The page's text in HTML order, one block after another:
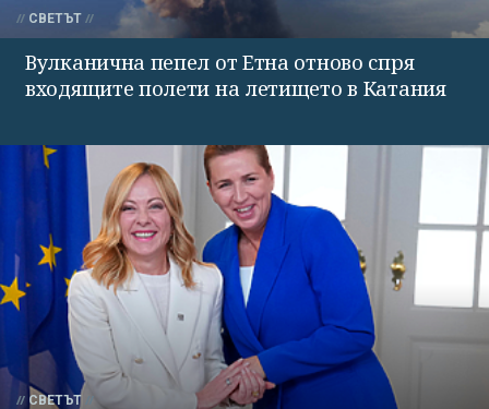
СВЕТЪТ
Вулканична пепел от Етна отново спря
входящите полети на летището в Катания
СВЕТЪТ